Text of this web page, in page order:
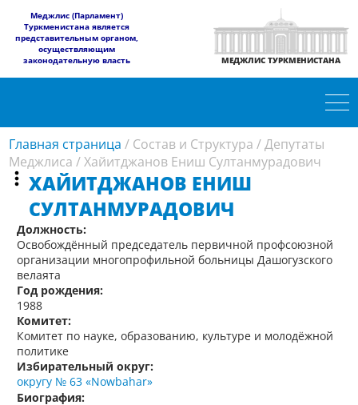
​Меджлис (Парламент)
Туркменистана является
представительным органом,
осуществляющим
законодательную власть
МЕДЖЛИС ТУРКМЕНИСТАНА
Главная страница / Состав и Структура /Депутаты
Меджлиса /Хайитджанов Ениш Султанмурадович
ХАЙИТДЖАНОВ ЕНИШ
СУЛТАНМУРАДОВИЧ
Должность:
Освобождённый председатель первичной профсоюзной
организации многопрофильной больницы Дашогузского
велаята
Год рождения:
1988
Комитет:
Комитет по науке, образованию, культуре и молодёжной
политике
Избирательный округ:
округу № 63 «Nowbahar»
Биография: